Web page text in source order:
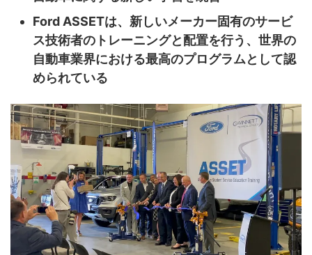
Ford ASSETは、新しいメーカー固有のサービ
ス技術者のトレーニングと配置を行う、世界の
自動車業界における最高のプログラムとして認
められている